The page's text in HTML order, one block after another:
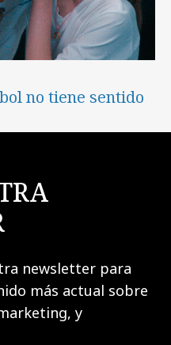
no tiene sentido
newsletter para
más actual sobre
y